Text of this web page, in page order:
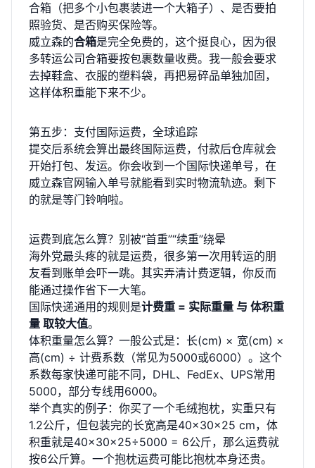
合箱（把多个小包裹装进一个大箱子）、是否要拍
照验货、是否购买保险等。
威立森的合箱是完全免费的，这个挺良心，因为很
多转运公司合箱要按包裹数量收费。我一般会要求
去掉鞋盒、衣服的塑料袋，再把易碎品单独加固，
这样体积重能下来不少。
第五步：支付国际运费，全球追踪
提交后系统会算出最终国际运费，付款后仓库就会
开始打包、发运。你会收到一个国际快递单号，在
威立森官网输入单号就能看到实时物流轨迹。剩下
的就是等门铃响啦。
运费到底怎么算？别被“首重”“续重”绕晕
海外党最头疼的就是运费，很多第一次用转运的朋
友看到账单会吓一跳。其实弄清计费逻辑，你反而
能通过操作省下一大笔。
国际快递通用的规则是计费重 = 实际重量 与 体积重
量 取较大值。
体积重量怎么算？一般公式是：长(cm) × 宽(cm) ×
高(cm) ÷ 计费系数（常见为5000或6000）。这个
系数每家快递可能不同，DHL、FedEx、UPS常用
5000，部分专线用6000。
举个真实的例子：你买了一个毛绒抱枕，实重只有
1.2公斤，但包装完的长宽高是40×30×25 cm，体
积重就是40×30×25÷5000 = 6公斤，那么运费就
按6公斤算。一个抱枕运费可能比抱枕本身还贵。